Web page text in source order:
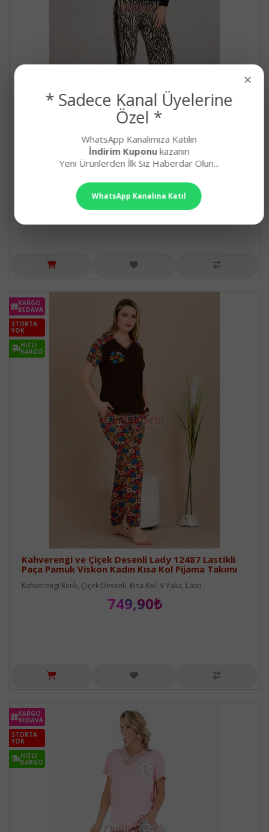
Zebra Desenli ve Siyah Renkli Lady 11660 Kadın
Uzun Kol Pijama Takımı
749,90₺
KARGO
BEDAVA
STOKTA
YOK
HIZLI
KARGO
Kahverengi ve Çiçek Desenli Lady 12487 Lastikli
Paça Pamuk Viskon Kadın Kısa Kol Pijama Takımı
Kahverengi Renk, Çiçek Desenli, Kısa Kol, V Yaka, Lasti..
749,90₺
KARGO
BEDAVA
STOKTA
YOK
HIZLI
KARGO
×
* Sadece Kanal Üyelerine
Özel *
WhatsApp Kanalımıza Katılın
İndirim Kuponukazanın
Yeni Ürünlerden İlk Siz Haberdar Olun...
WhatsApp Kanalına Katıl